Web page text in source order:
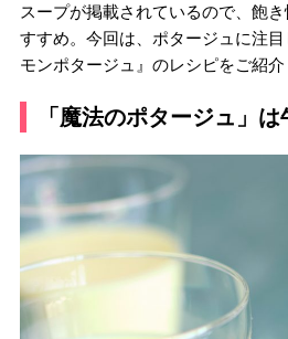
スープが掲載されているので、飽
すすめ。今回は、ポタージュに注
モンポタージュ』のレシピをご紹介
「魔法のポタージュ」